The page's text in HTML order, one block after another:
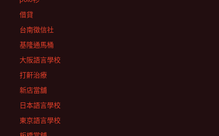
借貸
台南徵信社
基隆通馬桶
大阪語言學校
打鼾治療
新店當舖
日本語言學校
東京語言學校